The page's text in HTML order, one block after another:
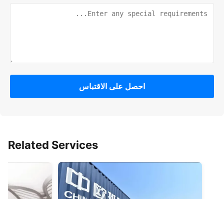
احصل على الاقتباس
Related Services